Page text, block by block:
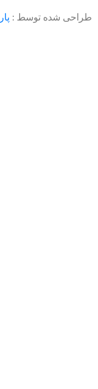
توسط : پارس رایانه